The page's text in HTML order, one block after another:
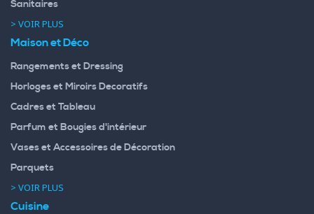
Sanitaires
> VOIR PLUS
Maison et Déco
Rangements et Dressing
Horloges et Miroirs Decoratifs
Cadres et Tableau
Parfum et Bougies d'intérieur
Vases et Accessoires de Décoration
Parquets
> VOIR PLUS
Cuisine